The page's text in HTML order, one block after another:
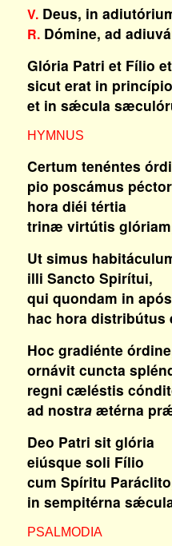
V.Deus, in
R.Dómine, ad
Glória Patri et Fílio
sicut erat in
et in sǽcula
HYMNUS
Certum tenéntes
pio poscámus
hora diéi tértia
trinæ virtútis
Ut simus
illi Sancto Spirítui,
qui quondam in
hac hora distribútus
Hoc gradiénte
ornávit cuncta
regni cæléstis
ad nostraætérna
Deo Patri sit glória
eiúsque soli Fílio
cum Spíritu
in sempitérna
PSALMODIA